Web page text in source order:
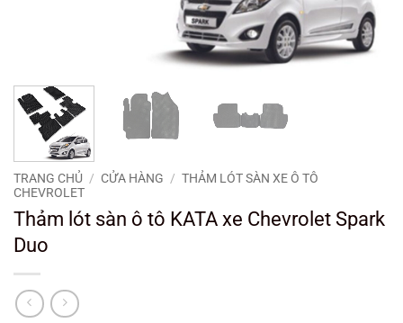
TRANG CHỦ / CỬA HÀNG / THẢM LÓT SÀN XE Ô TÔ
CHEVROLET
Thảm lót sàn ô tô KATA xe Chevrolet Spark
Duo